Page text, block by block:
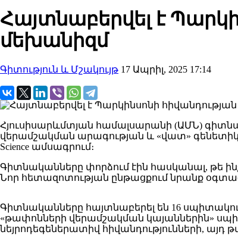
Հայտնաբերվել է
մեխանիզմ
Գիտություն և Մշակույթ 17 Ապրիլ, 2025 17:14
Հյուսիսարևմտյան համալսարանի (ԱՄՆ)
վերամշակման արագության և «վատ»
Science ամսագրում։
Գիտնականները փորձում էին հասկանալ, թե
Նոր հետազոտության ընթացքում նրանք
Գիտնականները հայտնաբերել են 16
«թափոնների վերամշակման կայաններին»
նեյրոդեգեներատիվ հիվանդությունների, այդ